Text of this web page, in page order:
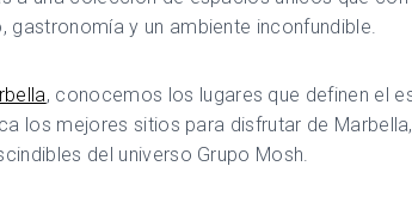
gastronomía y un ambiente inconfundible.
, conocemos los lugares que definen el
los mejores sitios para disfrutar de
del universo Grupo Mosh.